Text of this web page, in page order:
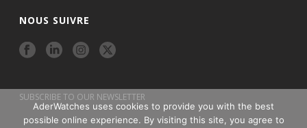
NOUS SUIVRE
SUBSCRIBE TO OUR NEWSLETTER
AderWatches uses cookies to provide you with the best
possible online experience. By visiting this site, you agree to